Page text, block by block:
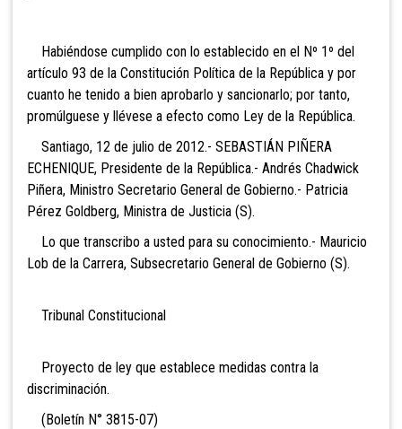
Habiéndose cumplido con lo establecido en el Nº 1º del
artículo 93 de la Constitución Política de la República y por
cuanto he tenido a bien aprobarlo y sancionarlo; por tanto,
promúlguese y llévese a efecto como Ley de la República.
Santiago, 12 de julio de 2012.- SEBASTIÁN PIÑERA
ECHENIQUE, Presidente de la República.- Andrés Chadwick
Piñera, Ministro Secretario General de Gobierno.- Patricia
Pérez Goldberg, Ministra de Justicia (S).
Lo que transcribo a usted para su conocimiento.- Mauricio
Lob de la Carrera, Subsecretario General de Gobierno (S).
Tribunal Constitucional
Proyecto de ley que establece medidas contra la
discriminación.
(Boletín N° 3815-07)